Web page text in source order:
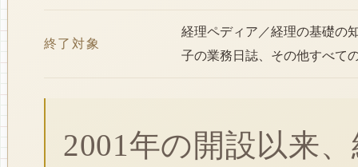
終了対象
経理ペディア／経理の基礎の
子の業務日誌、その他すべて
2001年の開設以来